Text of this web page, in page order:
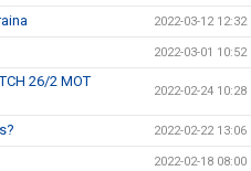
2022-03-12 12:32
2022-03-01 10:52
26/2 MOT
2022-02-24 10:28
2022-02-22 13:06
2022-02-18 08:00